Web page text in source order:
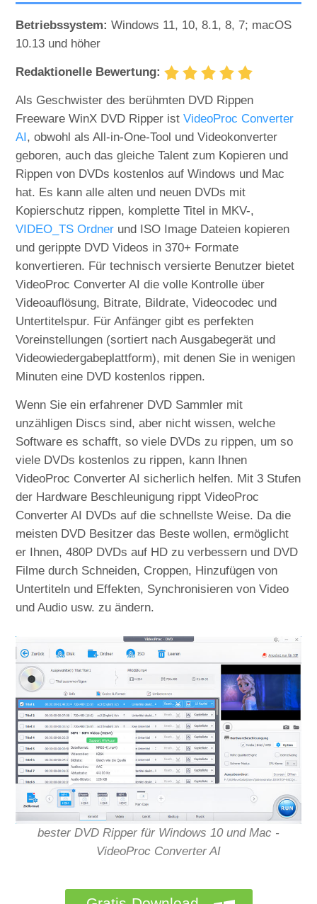
Betriebssystem: Windows 11, 10, 8.1, 8, 7; macOS
10.13 und höher
Redaktionelle Bewertung:
Als Geschwister des berühmten DVD Rippen
Freeware WinX DVD Ripper istVideoProc Converter
AI, obwohl als All-in-One-Tool und Videokonverter
geboren, auch das gleiche Talent zum Kopieren und
Rippen von DVDs kostenlos auf Windows und Mac
hat. Es kann alle alten und neuen DVDs mit
Kopierschutz rippen, komplette Titel in MKV-,
VIDEO_TS Ordner und ISO Image Dateien kopieren
und gerippte DVD Videos in 370+ Formate
konvertieren. Für technisch versierte Benutzer bietet
VideoProc Converter AI die volle Kontrolle über
Videoauflösung, Bitrate, Bildrate, Videocodec und
Untertitelspur. Für Anfänger gibt es perfekten
Voreinstellungen (sortiert nach Ausgabegerät und
Videowiedergabeplattform), mit denen Sie in wenigen
Minuten eine DVD kostenlos rippen.
Wenn Sie ein erfahrener DVD Sammler mit
unzähligen Discs sind, aber nicht wissen, welche
Software es schafft, so viele DVDs zu rippen, um so
viele DVDs kostenlos zu rippen, kann Ihnen
VideoProc Converter AI sicherlich helfen. Mit 3 Stufen
der Hardware Beschleunigung rippt VideoProc
Converter AI DVDs auf die schnellste Weise. Da die
meisten DVD Besitzer das Beste wollen, ermöglicht
er Ihnen, 480P DVDs auf HD zu verbessern und DVD
Filme durch Schneiden, Croppen, Hinzufügen von
Untertiteln und Effekten, Synchronisieren von Video
und Audio usw. zu ändern.
bester DVD Ripper für Windows 10 und Mac -
VideoProc Converter AI